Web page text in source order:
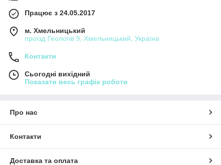
Працює з 24.05.2017
м. Хмельницький
проїзд Геологів 9, Хмельницький, Україна
Контакти
Сьогодні вихідний
Показати весь графік роботи
Про нас
Контакти
Доставка та оплата